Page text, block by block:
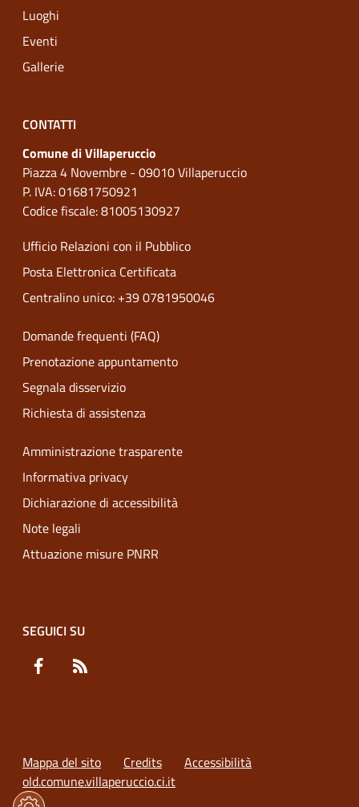
Luoghi
Eventi
Gallerie
CONTATTI
Comune di Villaperuccio
Piazza 4 Novembre - 09010 Villaperuccio
P. IVA: 01681750921
Codice fiscale: 81005130927
Ufficio Relazioni con il Pubblico
Posta Elettronica Certificata
Centralino unico: +39 0781950046
Domande frequenti (FAQ)
Prenotazione appuntamento
Segnala disservizio
Richiesta di assistenza
Amministrazione trasparente
Informativa privacy
Dichiarazione di accessibilità
Note legali
Attuazione misure PNRR
SEGUICI SU
Facebook
Mappa del sito Credits
Accessibilità
old.comune.villaperuccio.ci.it